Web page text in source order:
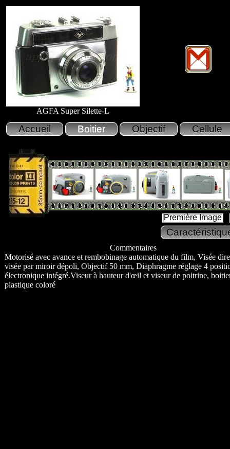
AGFA Super Silette-L
Première Image
Commentaires
Motorisé avec avance et rembobinage automatique du film, Visée
visée par miroir dépoli, Objectif 50 mm, Diaphragme réglage 4
électronique intégré.Viseur à hauteur d'œil et viseur de poitrine,
plastique coloré